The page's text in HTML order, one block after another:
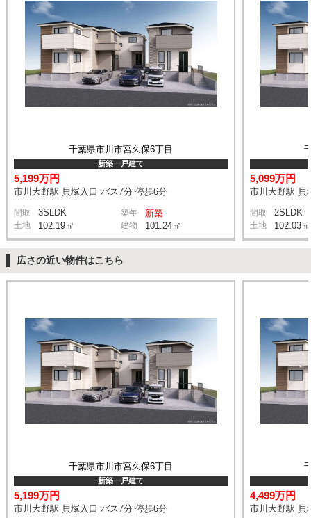
千葉県市川市宮久保6丁目
新築一戸建て
5,199万円
市川大野駅 貝塚入口 バス7分 停歩6分
間取 3SLDK 築年 新築
土地 102.19㎡ 建物 101.24㎡
5,099万円
市川大野駅 貝
間取 2SLDK
土地 102.03㎡
広さの近い物件はこちら
千葉県市川市宮久保6丁目
新築一戸建て
5,199万円
市川大野駅 貝塚入口 バス7分 停歩6分
4,499万円
市川大野駅 貝